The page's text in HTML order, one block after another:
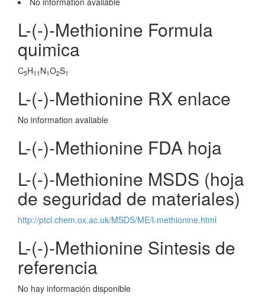
L-(-)-Methionine Formula
quimica
C5H11 N1O2S1
L-(-)-Methionine RX enlace
No information avaliable
L-(-)-Methionine FDA hoja
L-(-)-Methionine MSDS (hoja
de seguridad de materiales)
http://ptcl.chem.ox.ac.uk/MSDS/ME/l-methionine.html
L-(-)-Methionine Sintesis de
referencia
No hay información disponible